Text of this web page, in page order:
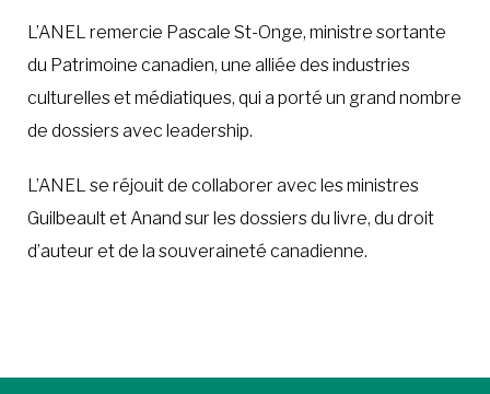
L’ANEL remercie Pascale St-Onge, ministre sortante
du Patrimoine canadien, une alliée des industries
culturelles et médiatiques, qui a porté un grand nombre
de dossiers avec leadership.
L’ANEL se réjouit de collaborer avec les ministres
Guilbeault et Anand sur les dossiers du livre, du droit
d’auteur et de la souveraineté canadienne.